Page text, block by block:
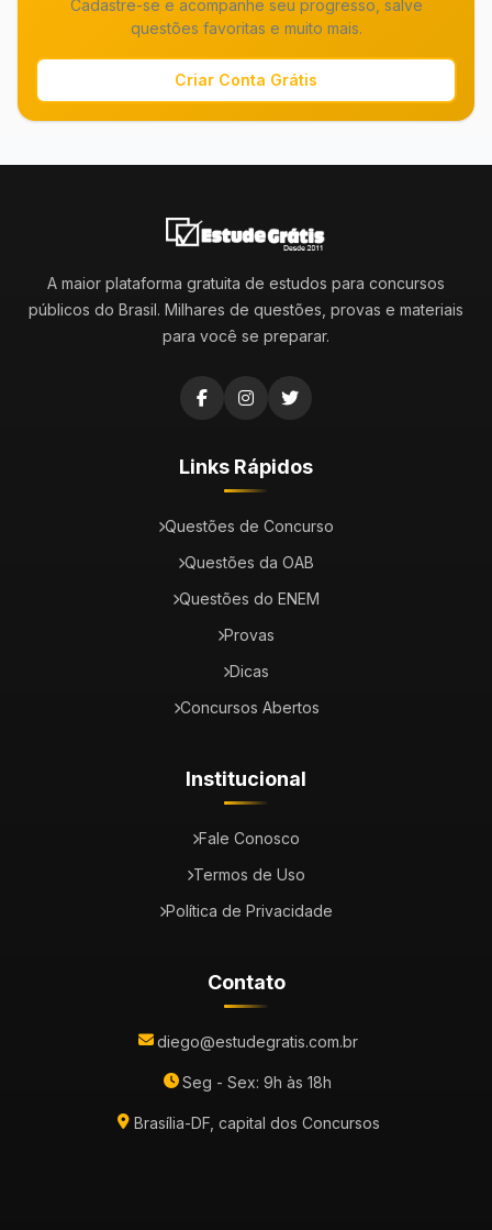
Cadastre-se e acompanhe seu progresso, salve
questões favoritas e muito mais.
Criar Conta Grátis
A maior plataforma gratuita de estudos para concursos
públicos do Brasil. Milhares de questões, provas e materiais
para você se preparar.
Links Rápidos
Questões de Concurso
Questões da OAB
Questões do ENEM
Provas
Dicas
Concursos Abertos
Institucional
Fale Conosco
Termos de Uso
Política de Privacidade
Contato
diego@estudegratis.com.br
Seg - Sex: 9h às 18h
Brasília-DF, capital dos Concursos